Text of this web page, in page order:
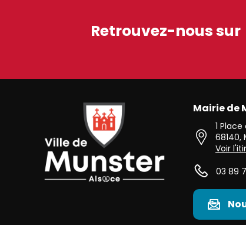
Retrouvez-nous sur
Ville de Munster (Alsace) Située au cœur de
Mairie de
1
68140,
Voir
03 89